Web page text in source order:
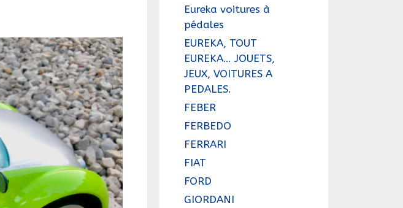
Eureka voitures à
pédales
EUREKA, TOUT
EUREKA… JOUETS,
JEUX, VOITURES A
PEDALES.
FEBER
FERBEDO
FERRARI
FIAT
FORD
GIORDANI